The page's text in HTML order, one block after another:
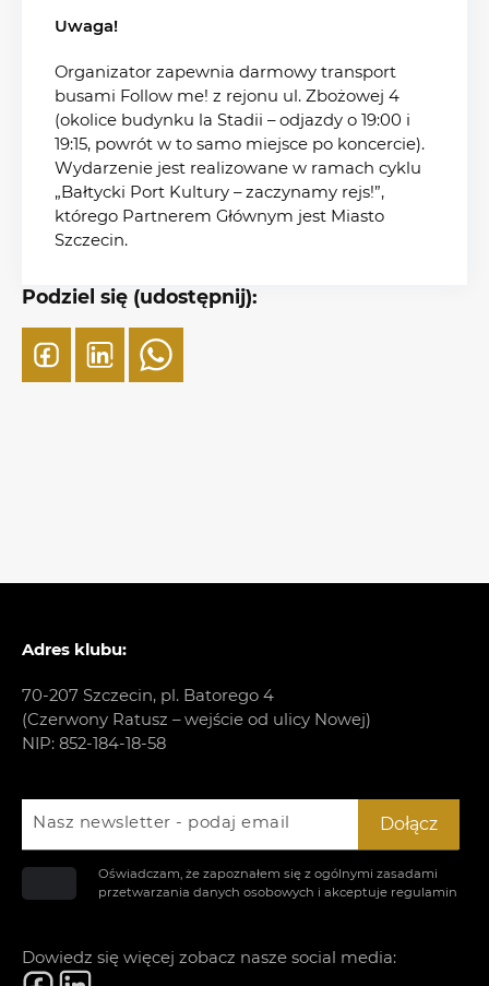
Uwaga!
Organizator zapewnia darmowy transport
busami Follow me! z rejonu ul. Zbożowej 4
(okolice budynku la Stadii – odjazdy o 19:00 i
19:15, powrót w to samo miejsce po koncercie).
Wydarzenie jest realizowane w ramach cyklu
„Bałtycki Port Kultury – zaczynamy rejs!”,
którego Partnerem Głównym jest Miasto
Szczecin.
Podziel się (udostępnij):
Adres klubu:
70-207 Szczecin, pl. Batorego 4
(Czerwony Ratusz – wejście od ulicy Nowej)
NIP: 852-184-18-58
Nasz newsletter - podaj email
Oświadczam, że zapoznałem się z ogólnymi zasadami
przetwarzania danych osobowych i akceptuje regulamin
Dołącz
Dowiedz się więcej zobacz nasze social media: